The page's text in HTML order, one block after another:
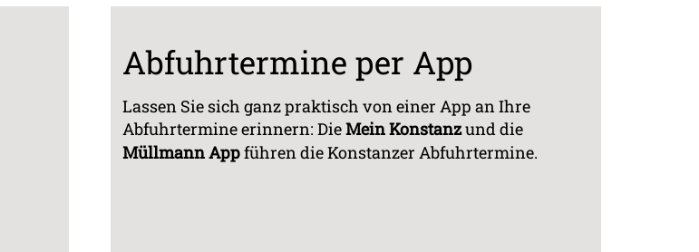
Abfuhrtermine per App
Lassen Sie sich ganz praktisch von einer App an Ihre
Abfuhrtermine erinnern: DieMein Konstanzund die
Müllmann Appführen die Konstanzer Abfuhrtermine.